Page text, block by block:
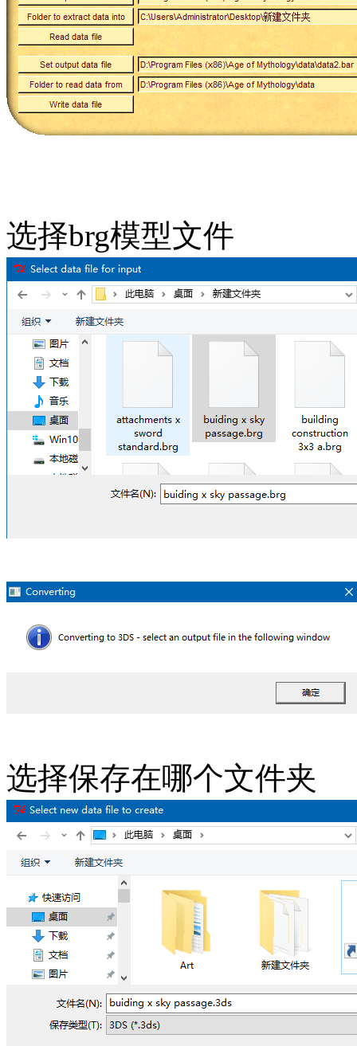
选择brg模型文件
选择保存在哪个文件夹